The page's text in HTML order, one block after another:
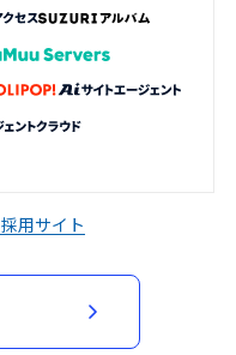
採用サイト